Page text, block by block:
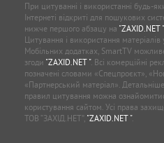
При цитуванні і використанні будь-
Інтернеті відкриті для пошукових
нижче першого абзацу на "ZAXID.NET "
Цитування і використання
Мобільних додатках, SmartTV
згоди "ZAXID.NET ". Всі комерційні
позначені словами «Спецпроєкт»,
«Партнерський матеріал».
правил цитування можна
користування сайтом. Усі права
ТОВ “ЗАХІД.НЕТ”, "ZAXID.NET ".